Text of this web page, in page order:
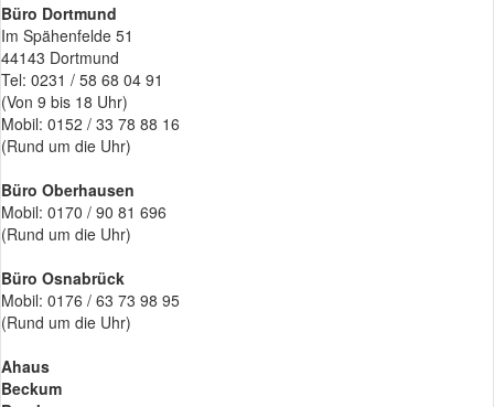
Büro Dortmund
Im Spähenfelde 51
44143 Dortmund
Tel: 0231 / 58 68 04 91
(Von 9 bis 18 Uhr)
Mobil: 0152 / 33 78 88 16
(Rund um die Uhr)
Büro Oberhausen
Mobil: 0170 / 90 81 696
(Rund um die Uhr)
Büro Osnabrück
Mobil: 0176 / 63 73 98 95
(Rund um die Uhr)
Ahaus
Beckum